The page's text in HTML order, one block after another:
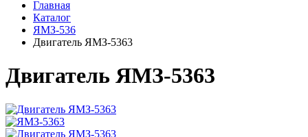
Главная
Каталог
ЯМЗ-536
Двигатель ЯМЗ-5363
Двигатель ЯМЗ-5363